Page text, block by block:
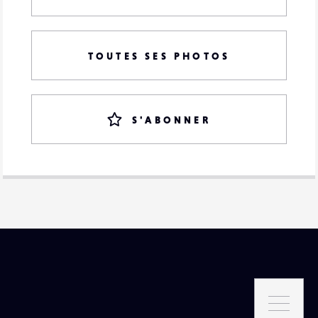
TOUTES SES PHOTOS
S'ABONNER